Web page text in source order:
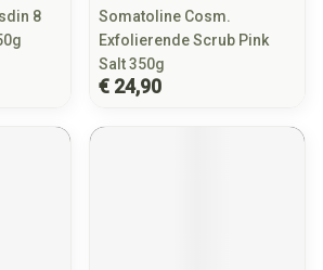
8
Somatoline Cosm.
Exfolierende Scrub Pink
Salt 350g
€ 24,90